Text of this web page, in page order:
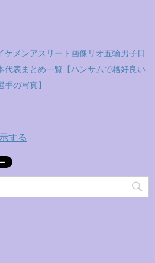
ケメンアスリート画像リオ五輪男子日
代表まとめ一覧【ハンサムで格好良い
手の写真】
する